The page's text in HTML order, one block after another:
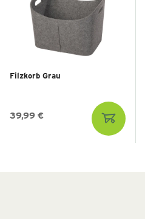
Filzkorb Grau
39,99 €